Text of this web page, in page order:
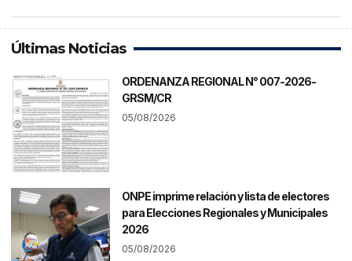
Últimas Noticias
ORDENANZA REGIONAL N° 007-2026-
GRSM/CR
05/08/2026
ONPE imprime relación y lista de electores
para Elecciones Regionales y Municipales
2026
05/08/2026